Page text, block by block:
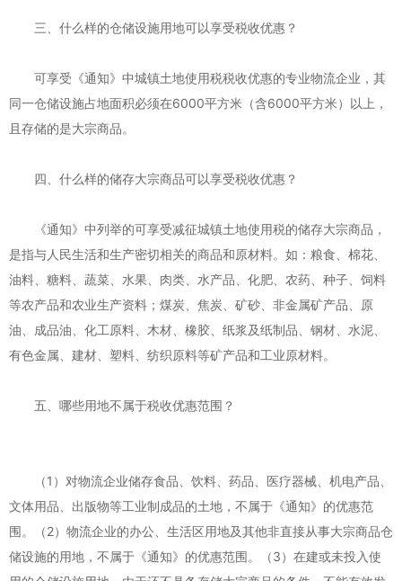
三、什么样的仓储设施用地可以享受税收优惠？
可享受《通知》中城镇土地使用税税收优惠的专业物流企业，其
同一仓储设施占地面积必须在6000平方米（含6000平方米）以上，
且存储的是大宗商品。
四、什么样的储存大宗商品可以享受税收优惠？
《通知》中列举的可享受减征城镇土地使用税的储存大宗商品，
是指与人民生活和生产密切相关的商品和原材料。如：粮食、棉花、
油料、糖料、蔬菜、水果、肉类、水产品、化肥、农药、种子、饲料
等农产品和农业生产资料；煤炭、焦炭、矿砂、非金属矿产品、原
油、成品油、化工原料、木材、橡胶、纸浆及纸制品、钢材、水泥、
有色金属、建材、塑料、纺织原料等矿产品和工业原材料。
五、哪些用地不属于税收优惠范围？
（1）对物流企业储存食品、饮料、药品、医疗器械、机电产品、
文体用品、出版物等工业制成品的土地，不属于《通知》的优惠范
围。（2）物流企业的办公、生活区用地及其他非直接从事大宗商品仓
储设施的用地，不属于《通知》的优惠范围。（3）在建或未投入使